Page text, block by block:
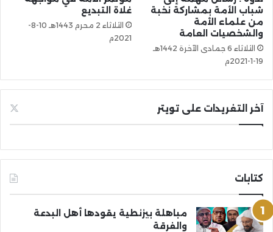
شباب الأمة بمشاركة نخبة
من علماء الأمة
والشخصيات العامة
الثلاثاء 6 جمادى الآخرة 1442هـ
19-1-2021م
غلاة التبديع
الثلاثاء 2 محرم 1443هـ 10-8-
2021م
آخر التغريدات على تويتر
كتابات
مباهلة بيزنطية يقودها أهل البدعة
والفرقة